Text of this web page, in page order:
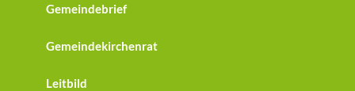
Gemeindebrief
Gemeindekirchenrat
Leitbild